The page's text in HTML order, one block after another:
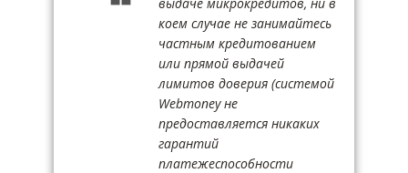
коем случае не занимайтесь
частным кредитованием
или прямой выдачей
лимитов доверия (системой
Webmoney не
предоставляется никаких
гарантий
платежеспособности